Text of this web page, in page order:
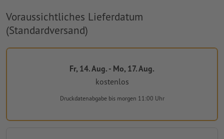
Voraussichtliches Lieferdatum
(Standardversand)
Fr, 14. Aug. - Mo, 17. Aug.
kostenlos
Druckdatenabgabe bis morgen 11:00 Uhr